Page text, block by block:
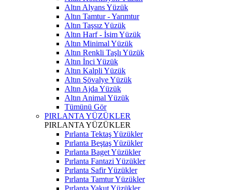
Altın Alyans Yüzük
Altın Tamtur - Yarımtur
Altın Taşsız Yüzük
Altın Harf - İsim Yüzük
Altın Minimal Yüzük
Altın Renkli Taşlı Yüzük
Altın İnci Yüzük
Altın Kalpli Yüzük
Altın Şövalye Yüzük
Altın Ajda Yüzük
Altın Animal Yüzük
Tümünü Gör
PIRLANTA YÜZÜKLER
PIRLANTA YÜZÜKLER
Pırlanta Tektaş Yüzükler
Pırlanta Beştaş Yüzükler
Pırlanta Baget Yüzükler
Pırlanta Fantazi Yüzükler
Pırlanta Safir Yüzükler
Pırlanta Tamtur Yüzükler
Pırlanta Yakut Yüzükler